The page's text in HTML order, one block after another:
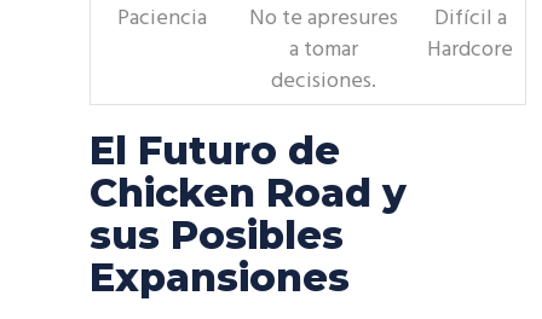
Paciencia
No te apresures
a tomar
decisiones.
Difícil a
Hardcore
El Futuro de
Chicken Road y
sus Posibles
Expansiones